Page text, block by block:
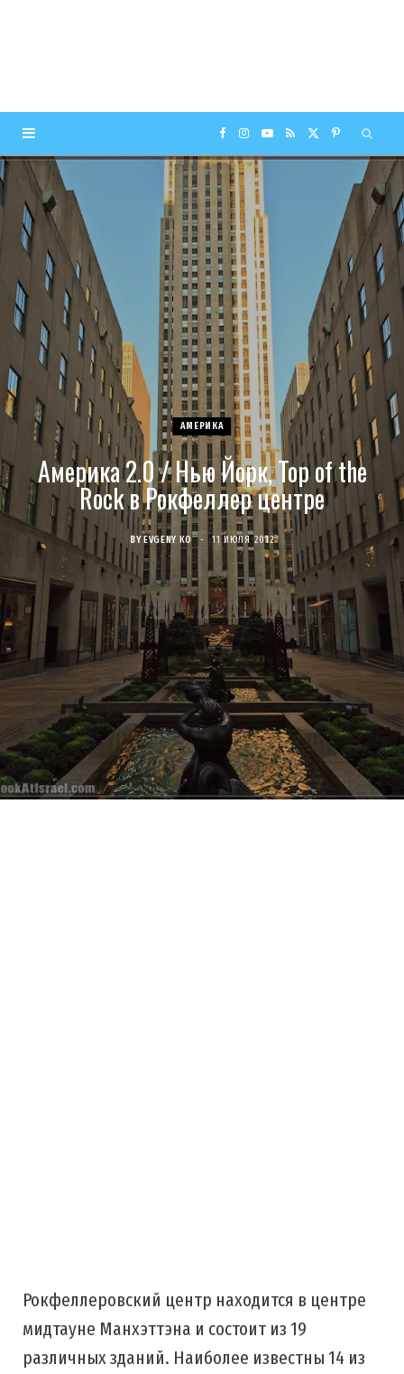
F
a
c
e
b
k
I
n
g
r
a
m
Y R
i
t
t
e
r
P
n
e
t
АМЕРИКА
Америка 2.0 / Нью Йорк, Top of the
Rock в Рокфеллер центре
BY EVGENY KO 11 ИЮЛЯ 2012
Рокфеллеровский центр находится в центре
мидтауне Манхэттэна и состоит из 19
различных зданий. Наиболее известны 14 из